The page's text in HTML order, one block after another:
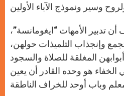
أن تدبير الأمهات “ايغومانسة”،
وإنجذاب التلميذات حولهن،
المغلقة للصلاة والسجود
هو وحده القادر أن يعين